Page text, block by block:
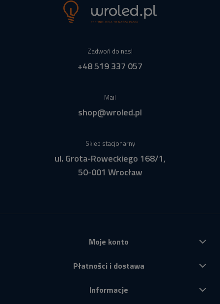
Zadwoń do nas!
+48 519 337 057
Mail
shop@wroled.pl
Sklep stacjonarny
ul. Grota-Roweckiego 168/1,
50-001 Wrocław
Moje konto
Płatności i dostawa
Informacje